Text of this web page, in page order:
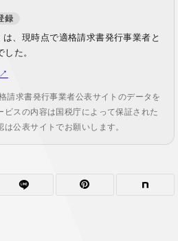
録
は、現時点で適格請求書発行事業者と
た。
請求書発行事業者公表サイトのデータを
ビスの内容は国税庁によって保証された
公表サイトでお願いします。